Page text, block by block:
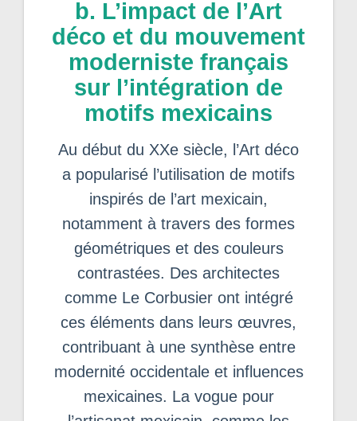
b. L’impact de l’Art
déco et du mouvement
moderniste français
sur l’intégration de
motifs mexicains
Au début du XXe siècle, l’Art déco
a popularisé l’utilisation de motifs
inspirés de l’art mexicain,
notamment à travers des formes
géométriques et des couleurs
contrastées. Des architectes
comme Le Corbusier ont intégré
ces éléments dans leurs œuvres,
contribuant à une synthèse entre
modernité occidentale et influences
mexicaines. La vogue pour